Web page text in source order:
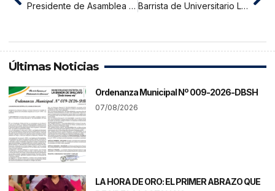
Presidente de Asamblea Estatutaria de la UNSM evita responder por declaraciones del rector Barrista de Universitario Locura será investigado por nueve meses
Últimas Noticias
Ordenanza Municipal Nº 009-2026-DBSH
07/08/2026
LA HORA DE ORO: EL PRIMER ABRAZO QUE